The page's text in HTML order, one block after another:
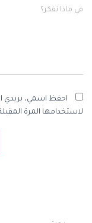
في ماذا تفكر؟
احفظ اسمي، بريدي
لاستخدامها المرة